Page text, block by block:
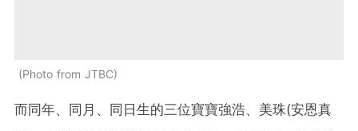
Photo from JTBC
而同年、同月、同日生的三位寶寶強浩、美珠(安恩真